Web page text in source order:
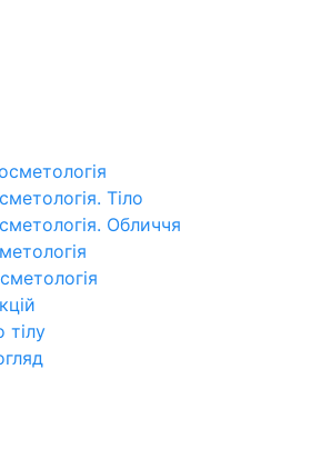
Тіло
Обличчя
тілу